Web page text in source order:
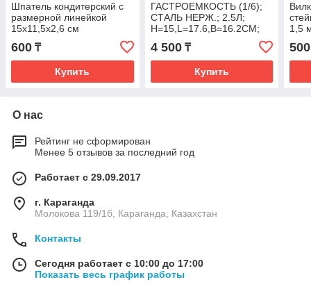
Шпатель кондитерский с
размерной линейкой
15x11,5x2,6 см
600 ₸
Купить
ГАСТРОЕМКОСТЬ (1/6);
СТАЛЬ НЕРЖ.; 2.5Л;
H=15,L=17.6,B=16.2СМ;
МЕТАЛЛИЧ.(Караганда)
4 500₸
Купить
1,5
500
О нас
Рейтинг не сформирован
Менее 5 отзывов за последний год
Работает с 29.09.2017
г. Караганда
Молокова 119/1б, Караганда, Казахстан
Контакты
Сегодня работает с 10:00 до 17:00
Показать весь график работы